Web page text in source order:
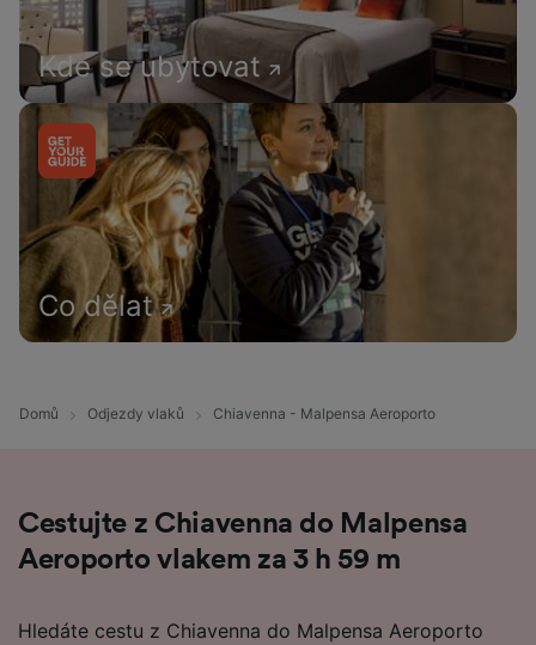
Kde se ubytovat
Co dělat
Domů Odjezdy vlaků Chiavenna - Malpensa Aeroporto
Cestujte z Chiavenna do Malpensa
Aeroporto vlakem za 3 h 59 m
Hledáte cestu z Chiavenna do Malpensa Aeroporto